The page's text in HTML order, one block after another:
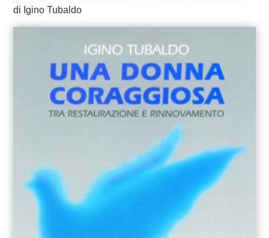
di Igino Tubaldo